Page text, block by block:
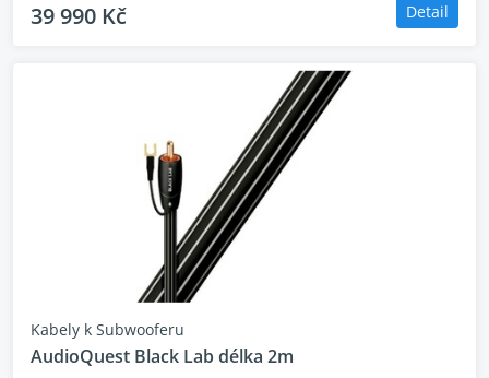
39 990 Kč Detail
Kabely k Subwooferu
AudioQuest Black Lab délka 2m